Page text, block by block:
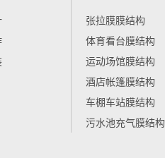
张拉膜膜结构
体育看台膜结构
运动场馆膜结构
酒店帐篷膜结构
车棚车站膜结构
污水池充气膜结构